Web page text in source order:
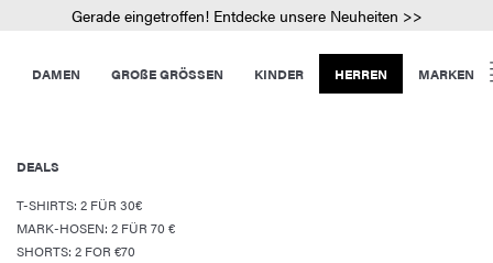
Gerade eingetroffen! Entdecke unsere Neuheiten >>
DAMEN GROßE GRÖSSEN KINDER HERREN MARKEN
DEALS
T-SHIRTS: 2 FÜR 30€
MARK-HOSEN: 2 FÜR 70 €
SHORTS: 2 FOR €70